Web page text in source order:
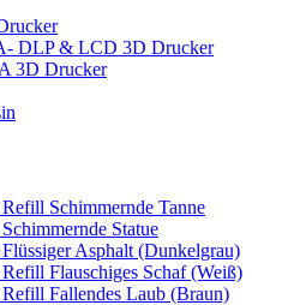
DLP & LCD 3D Drucker
3D Drucker
Schimmernde Tanne
Statue
Asphalt (Dunkelgrau)
Flauschiges Schaf (Weiß)
Fallendes Laub (Braun)